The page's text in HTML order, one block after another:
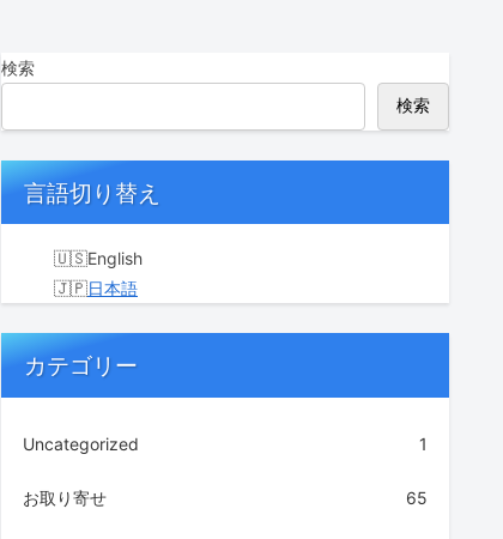
検索
検索
言語切り替え
English
日本語
カテゴリー
Uncategorized 1
お取り寄せ 65